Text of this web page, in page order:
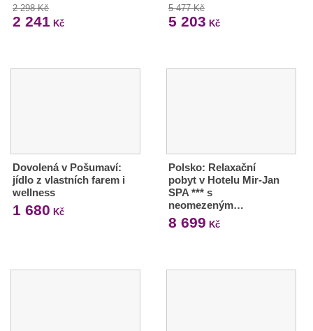
2 298 Kč
2 241 Kč
5 477 Kč
5 203 Kč
Dovolená v Pošumaví:
jídlo z vlastních farem i
wellness
1 680 Kč
Polsko: Relaxační
pobyt v Hotelu Mir-Jan
SPA *** s
neomezeným…
8 699 Kč